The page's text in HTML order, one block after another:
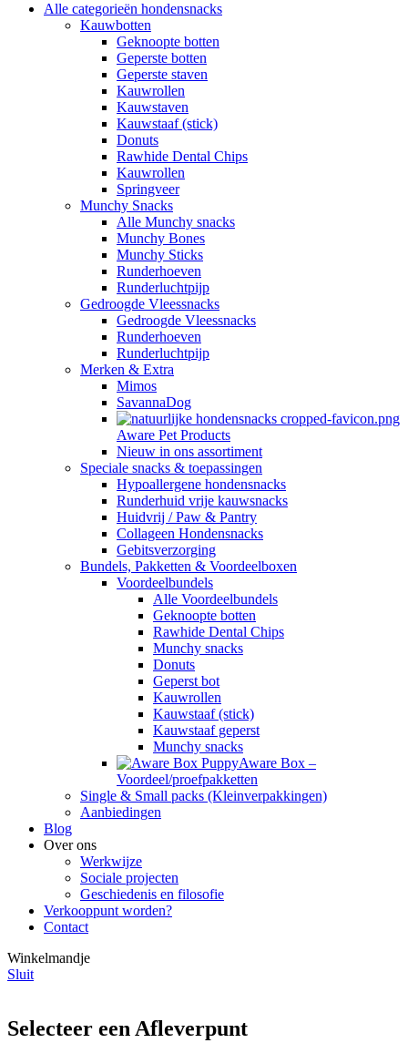
Alle categorieën hondensnacks
Kauwbotten
Geknoopte botten
Geperste botten
Geperste staven
Kauwrollen
Kauwstaven
Kauwstaaf (stick)
Donuts
Rawhide Dental Chips
Kauwrollen
Springveer
Munchy Snacks
Alle Munchy snacks
Munchy Bones
Munchy Sticks
Runderhoeven
Runderluchtpijp
Gedroogde Vleessnacks
Gedroogde Vleessnacks
Runderhoeven
Runderluchtpijp
Merken & Extra
Mimos
SavannaDog
Aware Pet Products
Nieuw in ons assortiment
Speciale snacks & toepassingen
Hypoallergene hondensnacks
Runderhuid vrije kauwsnacks
Huidvrij / Paw & Pantry
Collageen Hondensnacks
Gebitsverzorging
Bundels, Pakketten & Voordeelboxen
Voordeelbundels
Alle Voordeelbundels
Geknoopte botten
Rawhide Dental Chips
Munchy snacks
Donuts
Geperst bot
Kauwrollen
Kauwstaaf (stick)
Kauwstaaf geperst
Munchy snacks
Aware Box –
Voordeel/proefpakketten
Single & Small packs (Kleinverpakkingen)
Aanbiedingen
Blog
Over ons
Werkwijze
Sociale projecten
Geschiedenis en filosofie
Verkooppunt worden?
Contact
Winkelmandje
Sluit
Selecteer een Afleverpunt